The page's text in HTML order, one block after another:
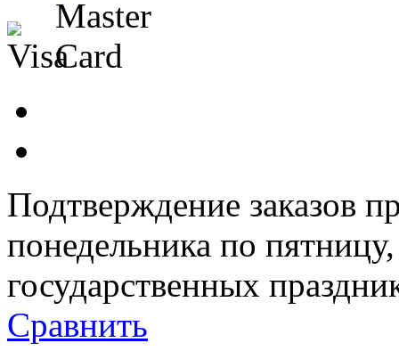
Подтверждение заказов
понедельника по
государственных
Сравнить